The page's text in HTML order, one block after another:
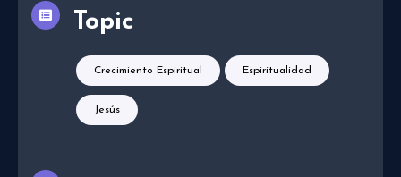
Topic
Crecimiento Espiritual Espiritualidad
Jesús